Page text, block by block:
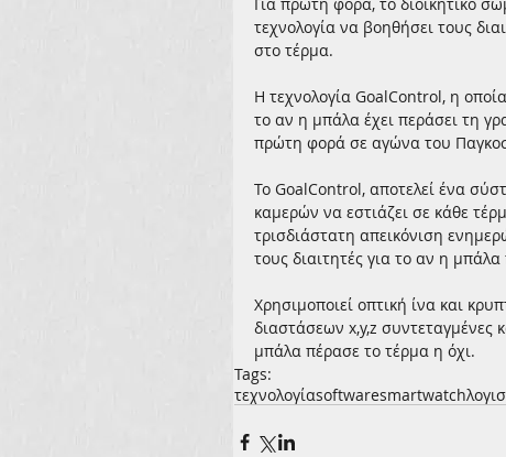
τεχνολογία να βοηθήσει τους
στο τέρμα.
Η τεχνολογία GoalControl, η
το αν η μπάλα έχει περάσει τη
πρώτη φορά σε αγώνα του
Το GoalControl, αποτελεί ένα
καμερών να εστιάζει σε κάθε
τρισδιάστατη απεικόνιση
τους διαιτητές για το αν η
Χρησιμοποιεί οπτική ίνα και
διαστάσεων x,y,z συντεταγμένες
μπάλα πέρασε το τέρμα η όχι.
Tags:
τεχνολογίαsoftwaresmartwatch